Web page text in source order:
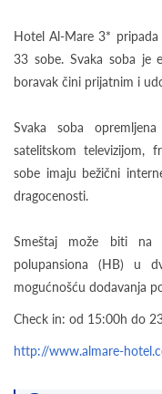
Hotel Al-Mare 3*
33 sobe. Svaka soba je
boravak čini prijatnim i
Svaka soba
satelitskom televizijom,
sobe imaju bežični
dragocenosti.
Smeštaj može biti na
polupansiona (HB) u
mogućnošću dodavanja
Check in: od 15:00h do
http://www.almare-